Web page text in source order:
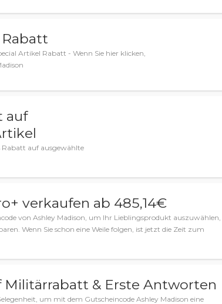
Artikel Rabatt - Wenn Sie hier klicken,
auf
Rabatt auf ausgewählte
verkaufen ab 485,14€
von Ashley Madison, um Ihr Lieblingsprodukt auszuwählen,
Wenn Sie schon eine Weile folgen, ist jetzt die Zeit zum
Militärrabatt & Erste Antworten
um mit dem Gutscheincode Ashley Madison eine